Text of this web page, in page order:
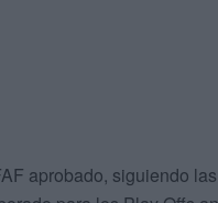
aprobado, siguiendo